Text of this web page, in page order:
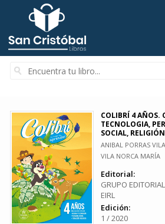
COLIBRÍ 4 AÑOS.
TECNOLOGIA,
SOCIAL, RELIGIÓN
ANIBAL PORRAS VILA
VILA NORCA MARÍA
Editorial:
GRUPO
EIRL
Edición:
1 / 2020